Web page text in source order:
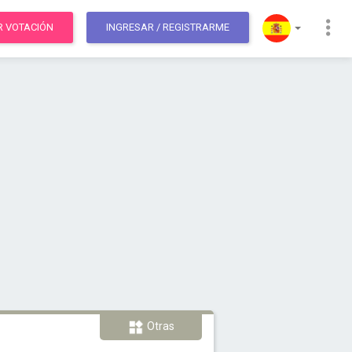
VOTACIÓN INGRESAR / REGISTRARME
Otras